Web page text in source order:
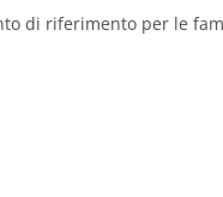
di riferimento per le